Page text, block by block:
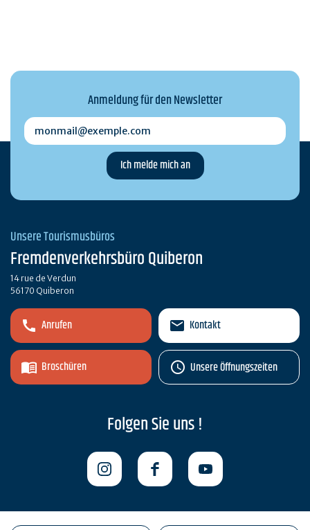
Anmeldung für den Newsletter
monmail@exemple.com
Unsere Tourismusbüros
Fremdenverkehrsbüro Quiberon
14 rue de Verdun
56170 Quiberon
Anrufen
Broschüren
Kontakt
Unsere Öffnungszeiten
Folgen Sie uns !